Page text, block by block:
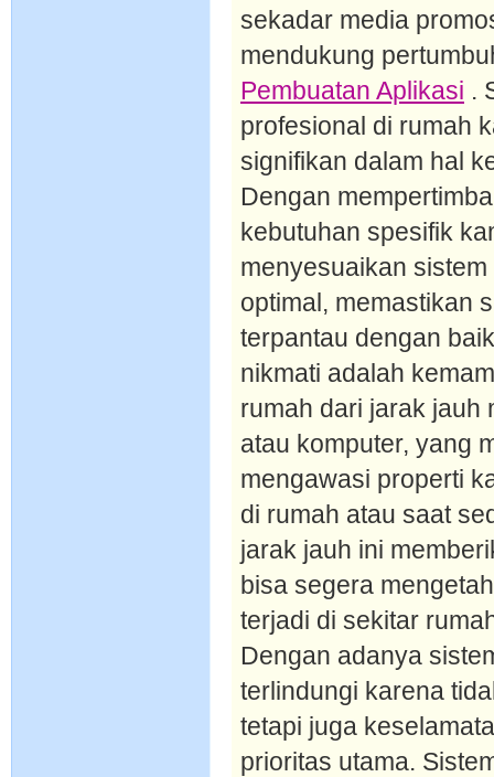
sekadar media
mendukung
Pembuatan Aplikasi .
profesional di rumah
signifikan dalam hal
Dengan
kebutuhan spesifik
menyesuaikan
optimal, memastikan
terpantau dengan
nikmati adalah
rumah dari jarak jauh
atau komputer, yang
mengawasi properti
di rumah atau saat
jarak jauh ini
bisa segera
terjadi di sekitar
Dengan adanya
terlindungi karena
tetapi juga
prioritas utama.